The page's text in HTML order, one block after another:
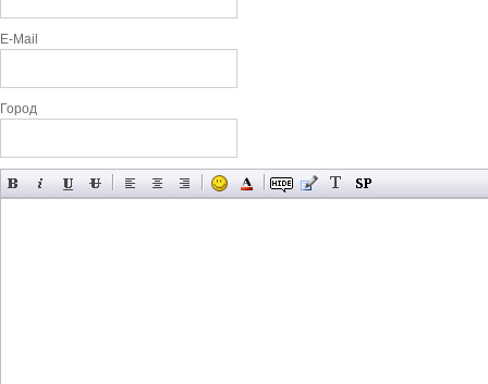
E-Mail
Город